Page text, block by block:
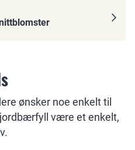
ønsker noe enkelt til
være et enkelt,